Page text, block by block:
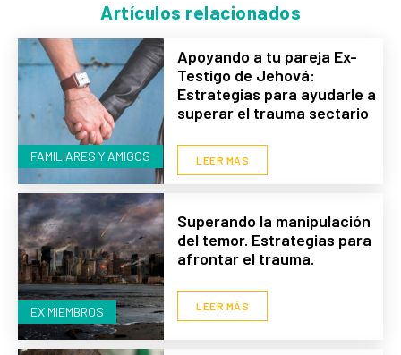
Artículos relacionados
FAMILIARES Y AMIGOS
Apoyando a tu pareja Ex-
Testigo de Jehová:
Estrategias para ayudarle a
superar el trauma sectario
LEER MÁS
EX MIEMBROS
Superando la manipulación
del temor. Estrategias para
afrontar el trauma.
LEER MÁS